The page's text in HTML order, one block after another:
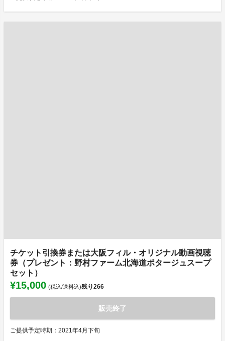
チケット引換券または大阪フィル・オリジナル動画視聴
券（プレゼント：野村ファーム北海道ポタージュスープ
セット）
¥15,000 (税込/送料込)残り266
販売終了
ご提供予定時期：2021年4月下旬